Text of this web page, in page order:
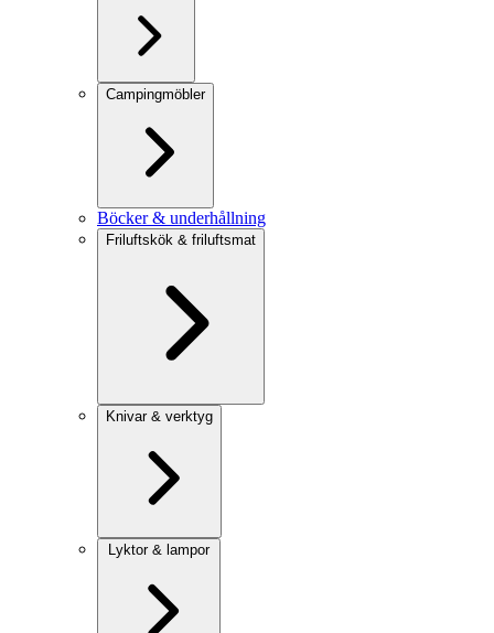
Campingmöbler
Böcker & underhållning
Friluftskök & friluftsmat
Knivar & verktyg
Lyktor & lampor